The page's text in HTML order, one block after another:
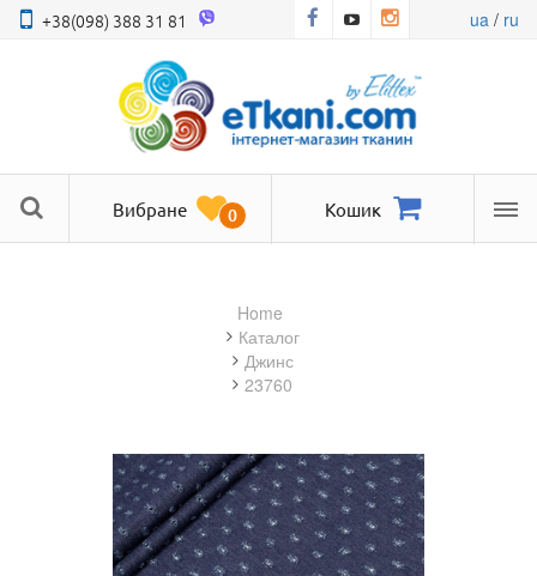
+38(098) 388 31 81 ua/ ru
Вибране 0 Кошик
Home
Каталог
джинс
23760